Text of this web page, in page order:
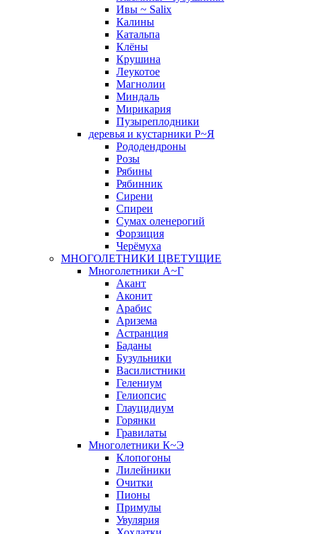
Ивы ~ Salix
Калины
Катальпа
Клёны
Крушина
Леукотое
Магнолии
Миндаль
Мирикария
Пузыреплодники
деревья и кустарники Р~Я
Рододендроны
Розы
Рябины
Рябинник
Сирени
Спиреи
Сумах оленерогий
Форзиция
Черёмуха
МНОГОЛЕТНИКИ ЦВЕТУЩИЕ
Многолетники А~Г
Акант
Аконит
Арабис
Аризема
Астранция
Баданы
Бузульники
Василистники
Гелениум
Гелиопсис
Глауцидиум
Горянки
Гравилаты
Многолетники К~Э
Клопогоны
Лилейники
Очитки
Пионы
Примулы
Увулярия